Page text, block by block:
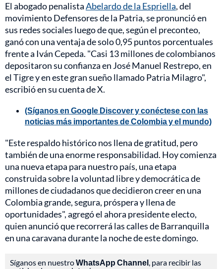
El abogado penalistaAbelardo de la Espriella, del
movimiento Defensores de la Patria, se pronunció en
sus redes sociales luego de que, según el preconteo,
ganó con una ventaja de solo 0,95 puntos porcentuales
frente a Iván Cepeda. "Casi 13 millones de colombianos
depositaron su confianza en José Manuel Restrepo, en
el Tigre y en este gran sueño llamado Patria Milagro",
escribió en su cuenta de X.
(Síganos en Google Discover y conéctese con las
noticias más importantes de Colombia y el mundo)
"Este respaldo histórico nos llena de gratitud, pero
también de una enorme responsabilidad. Hoy comienza
una nueva etapa para nuestro país, una etapa
construida sobre la voluntad libre y democrática de
millones de ciudadanos que decidieron creer en una
Colombia grande, segura, próspera y llena de
oportunidades", agregó el ahora presidente electo,
quien anunció que recorrerá las calles de Barranquilla
en una caravana durante la noche de este domingo.
Síganos en nuestroWhatsApp Channel, para recibir las